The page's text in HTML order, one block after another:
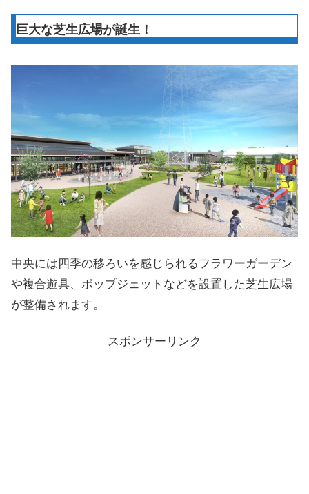
巨大な芝生広場が誕生！
中央には四季の移ろいを感じられるフラワーガーデン
や複合遊具、ポップジェットなどを設置した芝生広場
が整備されます。
スポンサーリンク